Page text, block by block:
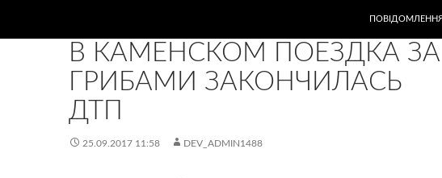
В КАМЕНСКОМ ПОЕЗДКА ЗА
ГРИБАМИ ЗАКОНЧИЛАСЬ
ДТП
25.09.2017 11:58 DEV_ADMIN1488